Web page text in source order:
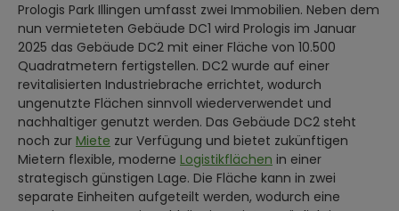
Prologis Park Illingen umfasst zwei Immobilien. Neben dem
nun vermieteten Gebäude DC1 wird Prologis im Januar
2025 das Gebäude DC2 mit einer Fläche von 10.500
Quadratmetern fertigstellen. DC2 wurde auf einer
revitalisierten Industriebrache errichtet, wodurch
ungenutzte Flächen sinnvoll wiederverwendet und
nachhaltiger genutzt werden. Das Gebäude DC2 steht
noch zur Miete zur Verfügung und bietet zukünftigen
Mietern flexible, moderne Logistikflächen in einer
strategisch günstigen Lage. Die Fläche kann in zwei
separate Einheiten aufgeteilt werden, wodurch eine